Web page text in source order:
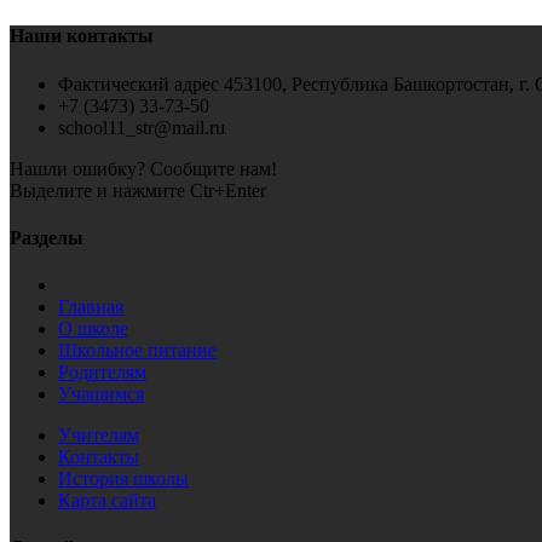
Наши контакты
Фактический адрес 453100, Республика Башкортостан,
+7 (3473) 33-73-50
school11_str@mail.ru
Нашли ошибку? Сообщите нам!
Выделите и нажмите Ctr+Enter
Разделы
Главная
О школе
Школьное питание
Родителям
Учащимся
Учителям
Контакты
История школы
Карта сайта